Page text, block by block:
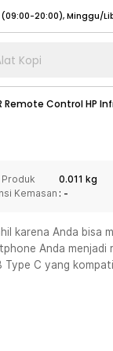
(07:00 - 20:00),
- 20:00), Sabtu -
- 20:00), Sabtu -
(09:00-20:00), Minggu/
(09:00-20:00), Minggu/
(07:00 - 20:00),
- 20:00), Sabtu -
Kopi
Remote Control HP
0.011 kg
Kemasan : -
karena Anda bisa
Anda
C yang